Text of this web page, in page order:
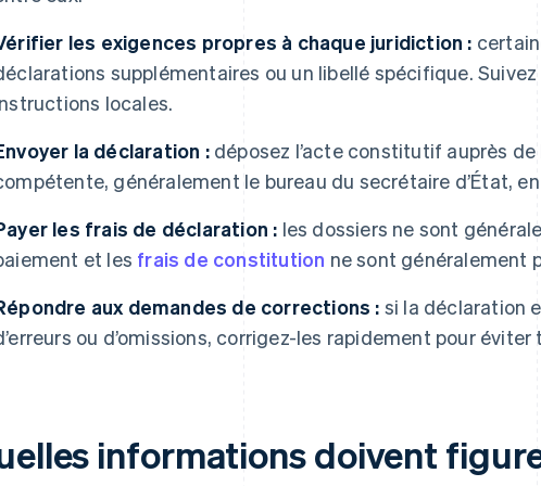
les exigences propres à chaque juridiction :
supplémentaires ou un libellé spécifique.
locales.
la déclaration :déposez l’acte constitutif auprès de
généralement le bureau du secrétaire d’État,
les frais de déclaration : les dossiers ne sont
et les frais de constitution ne sont généralement
aux demandes de corrections : si la déclaration
ou d’omissions, corrigez-les rapidement pour
informations doivent